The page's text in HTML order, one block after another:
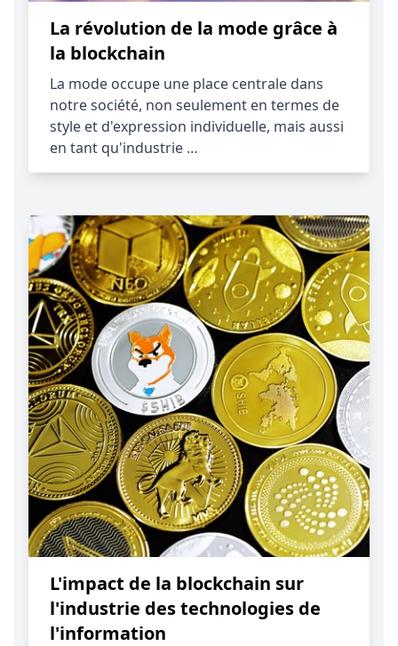
La révolution de la mode grâce à
la blockchain
La mode occupe une place centrale dans
notre société, non seulement en termes de
style et d'expression individuelle, mais aussi
en tant qu'industrie …
L'impact de la blockchain sur
l'industrie des technologies de
l'information